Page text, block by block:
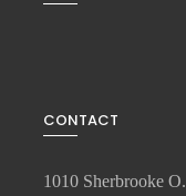
CONTACT
1010 Sherbrooke